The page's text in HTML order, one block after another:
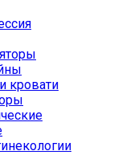
кровати